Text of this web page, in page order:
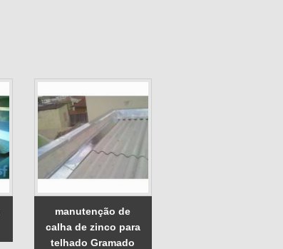
manutenção de
calha de zinco para
telhado Gramado